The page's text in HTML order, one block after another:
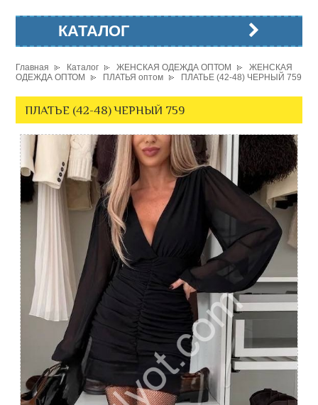
КАТАЛОГ
Главная Каталог ЖЕНСКАЯ ОДЕЖДА ОПТОМ
ЖЕНСКАЯ
ОДЕЖДА ОПТОМ
ПЛАТЬЯ оптом ПЛАТЬЕ (42-48) ЧЕРНЫЙ 759
ПЛАТЬЕ (42-48) ЧЕРНЫЙ 759